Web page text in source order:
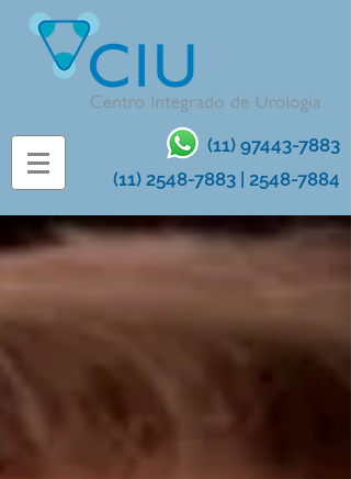
(11) 2548-7883 2548-7884
(11) 97443-7883